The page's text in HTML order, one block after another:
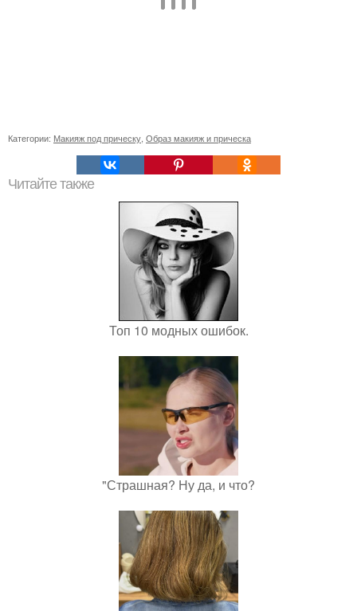
Категории: Макияж под прическу Образ макияж и прическа
Читайте также
Топ 10 модных ошибок.
"Страшная? Ну да, и что?